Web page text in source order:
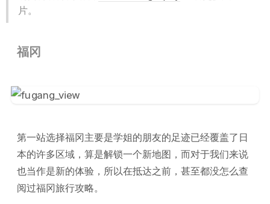
片。
福冈
第一站选择福冈主要是学姐的朋友的足迹已经覆盖了日
本的许多区域，算是解锁一个新地图，而对于我们来说
也当作是新的体验，所以在抵达之前，甚至都没怎么查
阅过福冈旅行攻略。